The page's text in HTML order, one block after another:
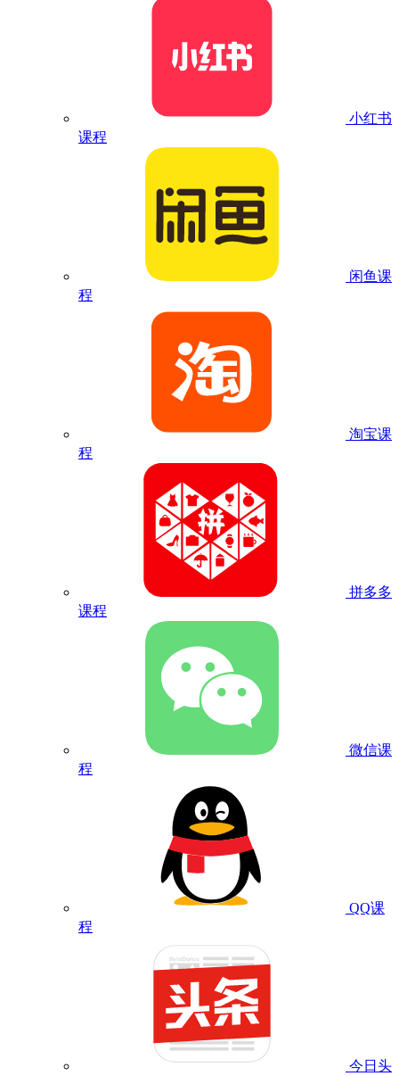
小红书
课程
闲鱼课
程
淘宝课
程
拼多多
课程
微信课
程
QQ课
程
今日头